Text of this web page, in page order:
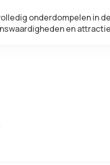
onderdompelen in
en